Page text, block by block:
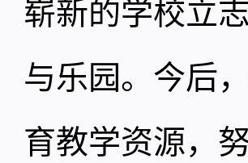
崭新的学校立
与乐园。今后
育教学资源，